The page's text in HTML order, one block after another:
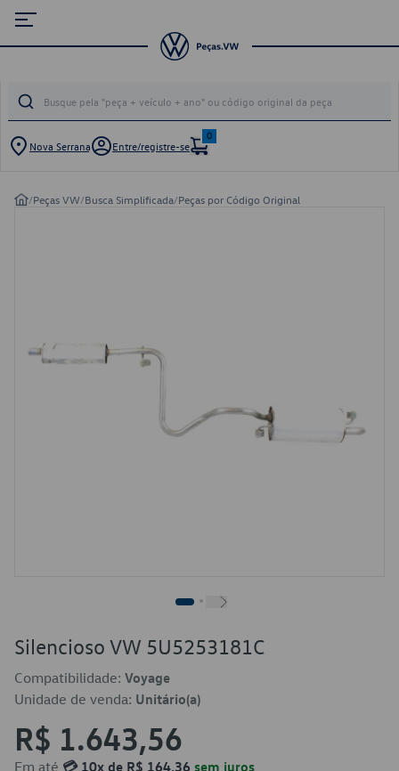
Nova Serrana Entre/registre-se
0
/Peças VW/Busca Simplificada/Peças por Código Original
Silencioso VW 5U5253181C
Compatibilidade: Voyage
Unidade de venda: Unitário(a)
R$ 1.643,56
Em até 💳 10x de R$ 164,36 sem juros